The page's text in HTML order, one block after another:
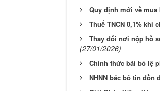
Quy định mới về mua
Thuế TNCN 0,1% khi
Thay đổi nơi nộp hồ
(27/01/2026)
Chính thức bãi bỏ lệ
NHNN bác bỏ tin